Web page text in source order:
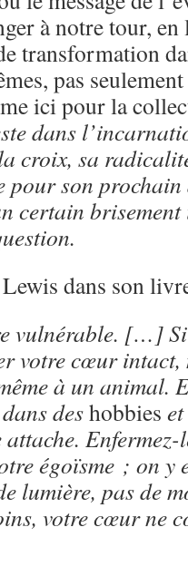
à notre tour,
transformation
pas
ici pour la
dans
croix, sa
pour son
certain
dans son
vulnérable. […]
votre cœur intact,
à un animal.
deshobbies
Enfermez-
égoïsme ; on y
lumière, pas de
votre cœur ne